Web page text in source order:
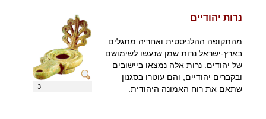
3
נרות יהודיים
מהתקופה ההלניסטית ואחריה מתגלים
בארץ-ישראל נרות שמן שנעשו לשימושם
של יהודים. נרות אלה נמצאו ביישובים
ובקברים יהודיים, והם עוטרו בסגנון
שתאם את רוח האמונה היהודית.